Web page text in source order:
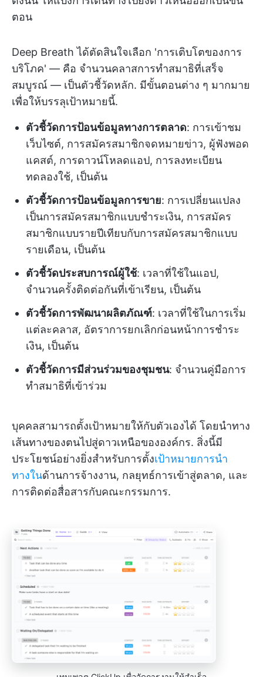
ตอน
Deep Breath ได้ตัดสินใจเลือก 'การเติบโตของการ
บริโภค' — คือ จำนวนคลาสการทำสมาธิที่เสร็จ
สมบูรณ์ — เป็นตัวชี้วัดหลัก. มีขั้นตอนต่าง ๆ มากมาย
เพื่อให้บรรลุเป้าหมายนี้.
ตัวชี้วัดการป้อนข้อมูลทางการตลาด: การเข้าชม
เว็บไซต์, การสมัครสมาชิกจดหมายข่าว, ผู้ฟังพอด
แคสต์, การดาวน์โหลดแอป, การลงทะเบียน
ทดลองใช้, เป็นต้น
ตัวชี้วัดการป้อนข้อมูลการขาย: การเปลี่ยนแปลง
เป็นการสมัครสมาชิกแบบชำระเงิน, การสมัคร
สมาชิกแบบรายปีเทียบกับการสมัครสมาชิกแบบ
รายเดือน, เป็นต้น
ตัวชี้วัดประสบการณ์ผู้ใช้: เวลาที่ใช้ในแอป,
จำนวนครั้งติดต่อกันที่เข้าเรียน, เป็นต้น
ตัวชี้วัดการพัฒนาผลิตภัณฑ์: เวลาที่ใช้ในการเริ่ม
แต่ละคลาส, อัตราการยกเลิกก่อนหน้าการชำระ
เงิน, เป็นต้น
ตัวชี้วัดการมีส่วนร่วมของชุมชน: จำนวนคู่มือการ
ทำสมาธิที่เข้าร่วม
บุคคลสามารถตั้งเป้าหมายให้กับตัวเองได้ โดยนำทาง
เส้นทางของตนไปสู่ดาวเหนือขององค์กร. สิ่งนี้มี
ประโยชน์อย่างยิ่งสำหรับการตั้งเป้าหมายการนำ
ทางในด้านการจ้างงาน, กลยุทธ์การเข้าสู่ตลาด, และ
การติดต่อสื่อสารกับคณะกรรมการ.